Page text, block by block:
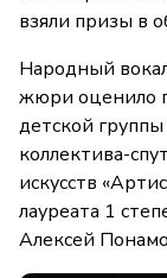
взяли призы в
Народный
жюри оценило
детской
коллектива-
искусств
лауреата 1
Алексей